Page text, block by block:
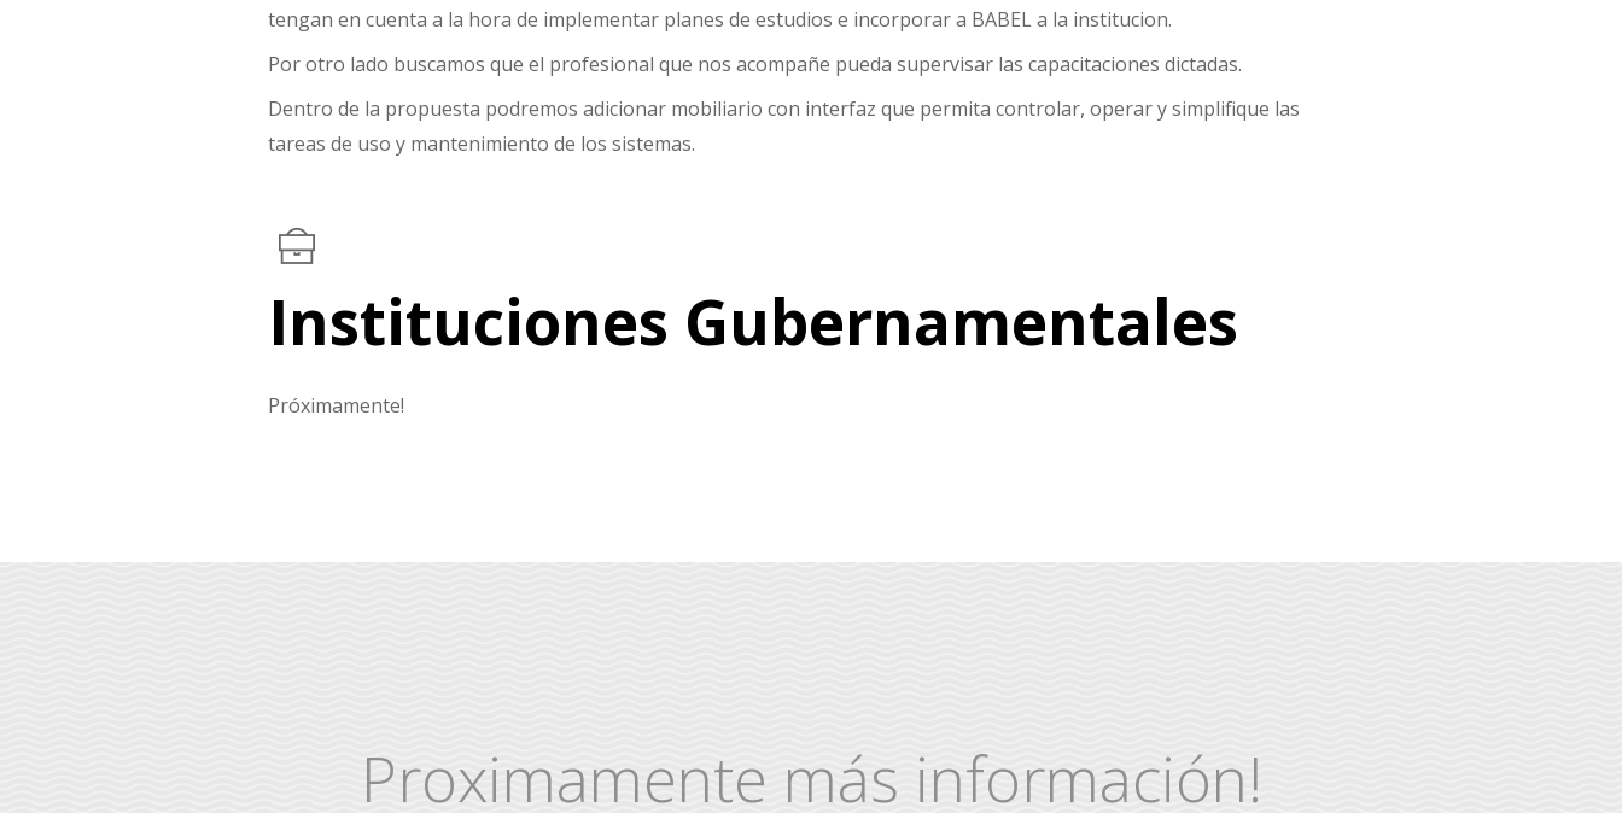
tengan en cuenta a la hora de implementar planes de estudios e incorporar a BABEL a la institucion.
Por otro lado buscamos que el profesional que nos acompañe pueda supervisar las capacitaciones dictadas.
Dentro de la propuesta podremos adicionar mobiliario con interfaz que permita controlar, operar y simplifique las
tareas de uso y mantenimiento de los sistemas.
Instituciones Gubernamentales
Próximamente!
Proximamente más información!